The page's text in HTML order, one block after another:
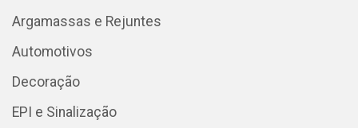
Argamassas e Rejuntes
Automotivos
Decoração
EPI e Sinalização